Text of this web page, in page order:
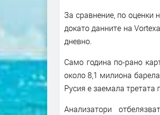
За сравнение, по оценки
докато данните на
дневно.
Само година по-рано
около 8,1 милиона
Русия е заемала третата
Анализатори